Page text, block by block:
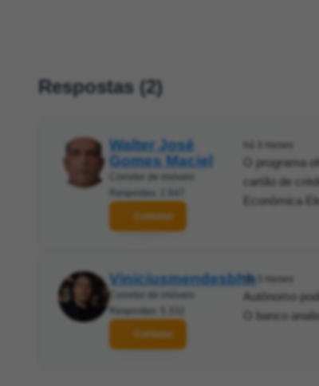
Respostas (2)
Walter José
Gomes Maciel
Contatar
O programa
cartão de
Econômica
Viniciusmendesbhh
Contatar
há 3 meses
Autônomo
O banco